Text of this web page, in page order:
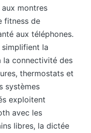
montres
fitness de
aux téléphones.
la
la connectivité des
thermostats et
systèmes
exploitent
avec les
libres, la dictée